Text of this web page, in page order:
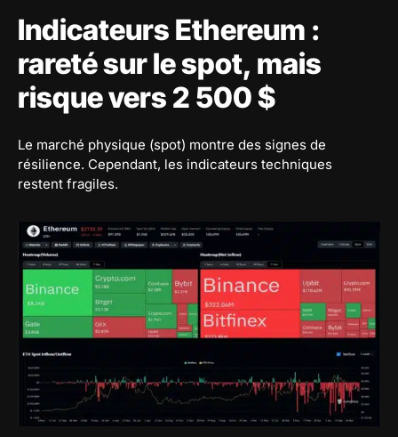
Indicateurs Ethereum :
rareté sur le spot, mais
risque vers 2 500 $
Le marché physique (spot) montre des signes de
résilience. Cependant, les indicateurs techniques
restent fragiles.